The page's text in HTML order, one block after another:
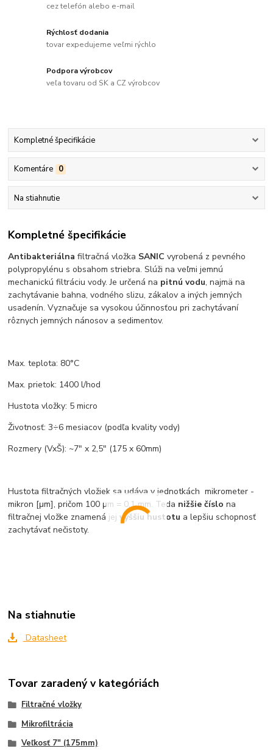
cez telefón alebo e-mail
Rýchlosť dodania
tovar expedujeme veľmi rýchlo
Podpora výrobcov
veľa tovaru od SK a CZ výrobcov
Kompletné špecifikácie
Komentáre 0
Na stiahnutie
Kompletné špecifikácie
Antibakteriálna filtračná vložka SANIC vyrobená z pevného
polypropylénu s obsahom striebra. Slúži na veľmi jemnú
mechanickú filtráciu vody. Je určená na pitnú vodu, najmä na
zachytávanie bahna, vodného slizu, zákalov a iných jemných
usadenín. Vyznačuje sa vysokou účinnosťou pri zachytávaní
rôznych jemných nánosov a sedimentov.
Max. teplota: 80°C
Max. prietok: 1400 l/hod
Hustota vložky: 5 micro
Životnosť: 3÷6 mesiacov (podľa kvality vody)
Rozmery (VxŠ): ~7" x 2,5" (175 x 60mm)
Hustota filtračných vložiek sa udáva v jednotkách mikrometer -
mikron [μm], pričom 100 μm = 0,1 mm. Teda nižšie číslo na
filtračnej vložke znamená jejvyššiu hustotu a lepšiu schopnosť
zachytávať nečistoty.
Na stiahnutie
Datasheet
Tovar zaradený v kategóriách
Filtračné vložky
Mikrofiltrácia
Veľkosť 7" (175mm)